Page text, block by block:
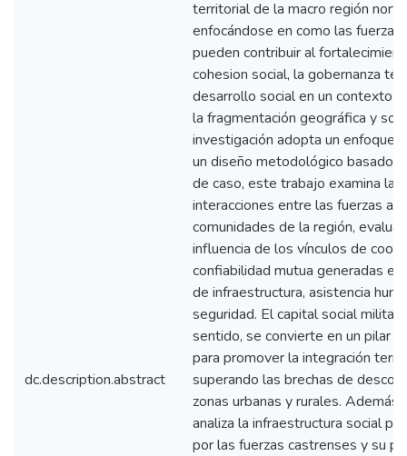
dc.description.abstract
territorial de la macro región
enfocándose en como las fuerzas
pueden contribuir al
cohesion social, la gobernanza
desarrollo social en un contexto
la fragmentación geográfica y
investigación adopta un enfoque
un diseño metodológico basado
de caso, este trabajo examina las
interacciones entre las fuerzas
comunidades de la región,
influencia de los vínculos de
confiabilidad mutua generadas
de infraestructura, asistencia
seguridad. El capital social
sentido, se convierte en un pilar
para promover la integración
superando las brechas de
zonas urbanas y rurales.
analiza la infraestructura social
por las fuerzas castrenses y su